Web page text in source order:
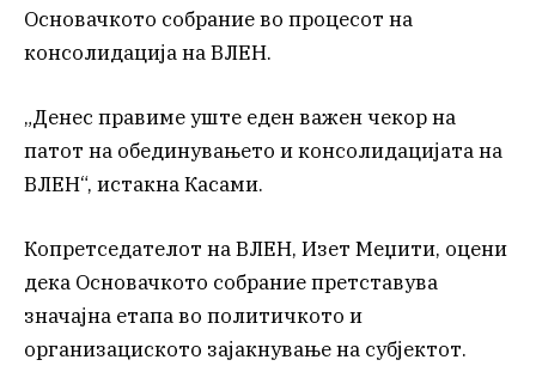
Основачкото собрание во процесот на
консолидација на ВЛЕН.
„Денес правиме уште еден важен чекор на
патот на обединувањето и консолидацијата на
ВЛЕН“, истакна Касами.
Копретседателот на ВЛЕН, Изет Меџити, оцени
дека Основачкото собрание претставува
значајна етапа во политичкото и
организациското зајакнување на субјектот.